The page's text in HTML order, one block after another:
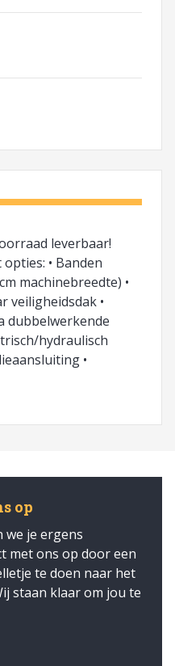
leverbaar!
• Banden
machinebreedte) •
veiligheidsdak •
dubbelwerkende
hydraulisch
•
leverbaar. Op
Wij zijn officieel
met ons op!
op
je ergens
met ons op door een
te doen naar het
staan klaar om jou te